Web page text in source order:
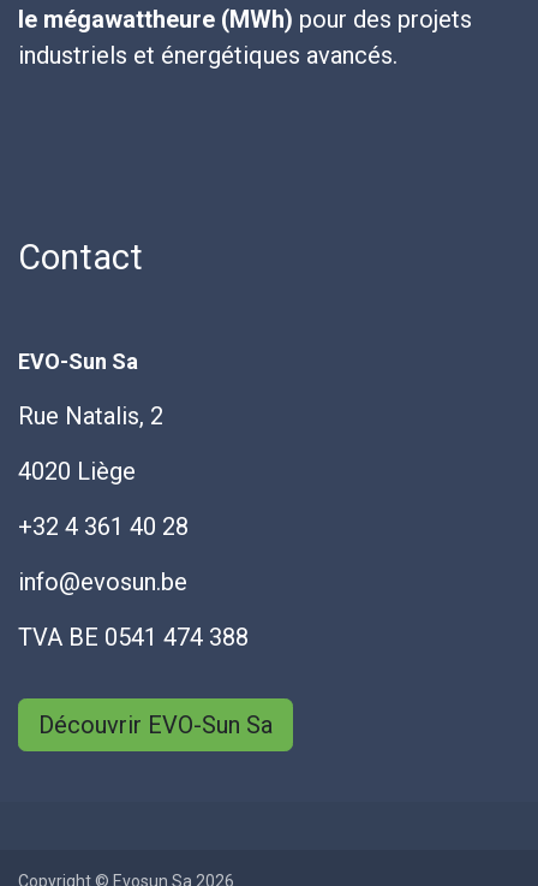
le mégawattheure (MWh) pour des projets
industriels et énergétiques avancés.
Contact
EVO-Sun Sa
Rue Natalis, 2
4020 Liège
+32 4 361 40 28
info@evosun.be
TVA BE 0541 474 388
Découvrir EVO-Sun Sa
Copyright © Evosun Sa 2026